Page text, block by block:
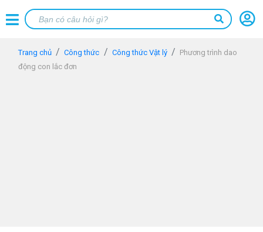
Trang chủ Công thức Công thức Vật lý
Phương trình dao
động con lắc đơn